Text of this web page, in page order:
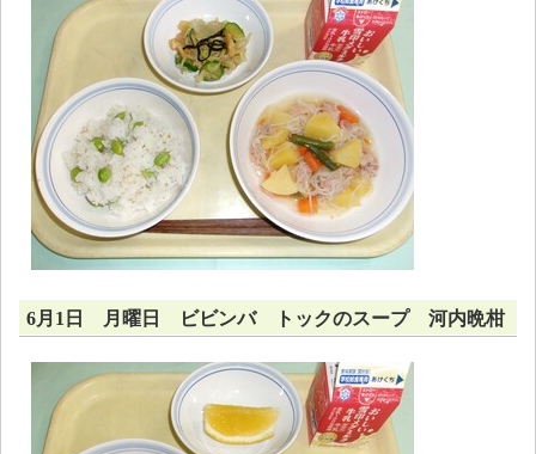
6月1日 月曜日 ビビンバ トックのスープ 河内晩柑